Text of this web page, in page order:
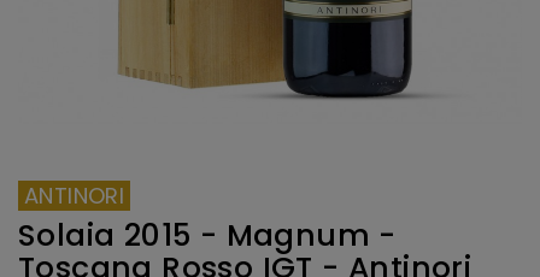
ANTINORI
Solaia 2015 - Magnum -
Toscana Rosso IGT - Antinori